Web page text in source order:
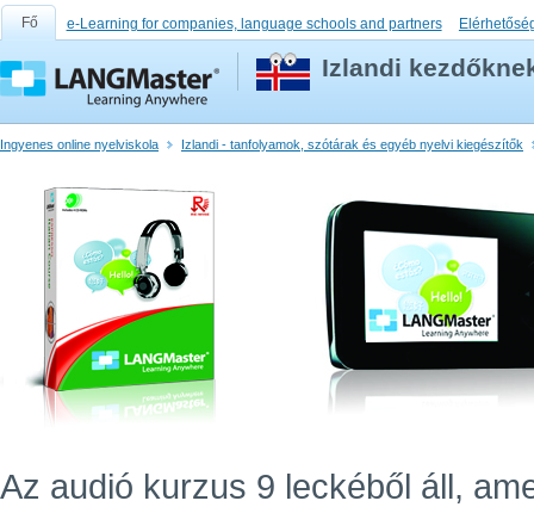
Fő e-Learning for companies, language schools and partners
Izlandi
Ingyenes online nyelviskola Izlandi - tanfolyamok, szótárak és egyéb nyelvi kiegészítők
Az audió kurzus 9 leckéből áll,